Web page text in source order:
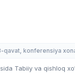
qavat, konferensiya
Tabiiy va qishloq